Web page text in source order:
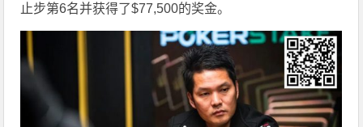
止步第6名并获得了$77,500的奖金。